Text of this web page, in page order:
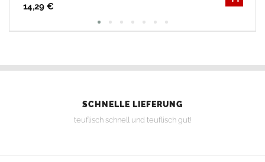
14,29 €
SCHNELLE LIEFERUNG
teuflisch schnell und teuflisch gut!